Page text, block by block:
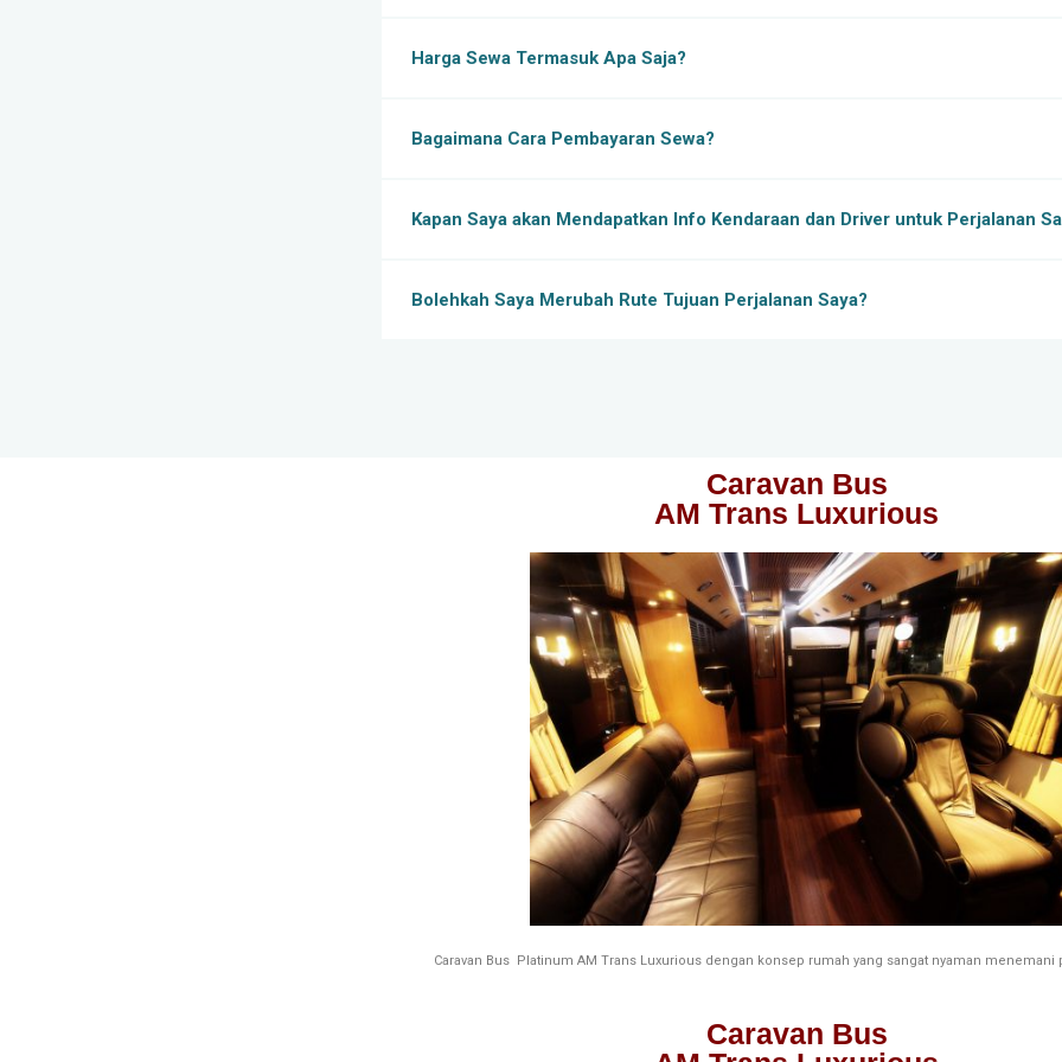
Harga Sewa Termasuk Apa Saja?
Bagaimana Cara Pembayaran Sewa?
Kapan Saya akan Mendapatkan Info Kendaraan dan Driver untuk Perjalanan
Bolehkah Saya Merubah Rute Tujuan Perjalanan Saya?
Caravan Bus
AM Trans Luxurious
Caravan Bus Platinum AM Trans Luxurious dengan konsep rumah yang sangat nyaman menemani
Caravan Bus